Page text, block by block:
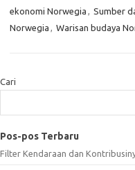
ekonomi Norwegia , Sumber
Norwegia , Warisan budaya
Cari
Pos-pos Terbaru
Filter Kendaraan dan